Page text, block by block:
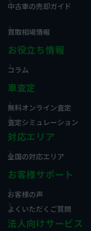
中古車の売却ガイド
買取相場情報
お役立ち情報
コラム
車査定
無料オンライン査定
査定シミュレーション
対応エリア
全国の対応エリア
お客様サポート
お客様の声
よくいただくご質問
法人向けサービス